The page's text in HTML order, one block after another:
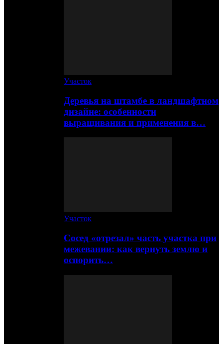
Участок
Деревья на штамбе в ландшафтном
дизайне: особенности
выращивания и применения в…
Участок
Сосед «отрезал» часть участка при
межевании: как вернуть землю и
оспорить…